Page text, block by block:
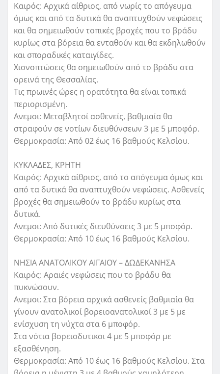
Καιρός: Αρχικά αίθριος, από νωρίς το απόγευμα
όμως και από τα δυτικά θα αναπτυχθούν νεφώσεις
και θα σημειωθούν τοπικές βροχές που το βράδυ
κυρίως στα βόρεια θα ενταθούν και θα εκδηλωθούν
και σποραδικές καταιγίδες.
Χιονοπτώσεις θα σημειωθούν από το βράδυ στα
ορεινά της Θεσσαλίας.
Τις πρωινές ώρες η ορατότητα θα είναι τοπικά
περιορισμένη.
Ανεμοι: Μεταβλητοί ασθενείς, βαθμιαία θα
στραφούν σε νοτίων διευθύνσεων 3 με 5 μποφόρ.
Θερμοκρασία: Από 02 έως 16 βαθμούς Κελσίου.
ΚΥΚΛΑΔΕΣ, ΚΡΗΤΗ
Καιρός: Αρχικά αίθριος, από το απόγευμα όμως και
από τα δυτικά θα αναπτυχθούν νεφώσεις. Ασθενείς
βροχές θα σημειωθούν το βράδυ κυρίως στα
δυτικά.
Ανεμοι: Από δυτικές διευθύνσεις 3 με 5 μποφόρ.
Θερμοκρασία: Από 10 έως 16 βαθμούς Κελσίου.
ΝΗΣΙΑ ΑΝΑΤΟΛΙΚΟΥ ΑΙΓΑΙΟΥ – ΔΩΔΕΚΑΝΗΣΑ
Καιρός: Αραιές νεφώσεις που το βράδυ θα
πυκνώσουν.
Ανεμοι: Στα βόρεια αρχικά ασθενείς βαθμιαία θα
γίνουν ανατολικοί βορειοανατολικοί 3 με 5 με
ενίσχυση τη νύχτα στα 6 μποφόρ.
Στα νότια βορειοδυτικοι 4 με 5 μποφόρ με
εξασθένηση.
Θερμοκρασία: Από 10 έως 16 βαθμούς Κελσίου. Στα